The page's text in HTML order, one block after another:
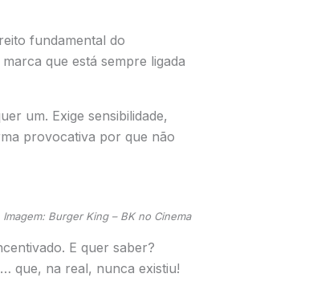
fundamental do
que está sempre ligada
um. Exige sensibilidade,
provocativa por que não
Imagem: Burger King – BK no Cinema
E quer saber?
que, na real, nunca existiu!